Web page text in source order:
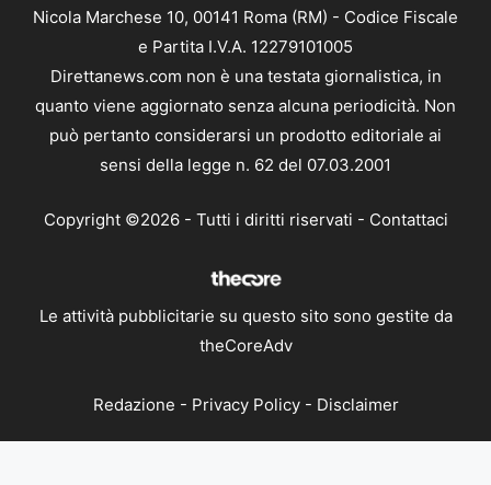
Nicola Marchese 10, 00141 Roma (RM) - Codice Fiscale
e Partita I.V.A. 12279101005
Direttanews.com non è una testata giornalistica, in
quanto viene aggiornato senza alcuna periodicità. Non
può pertanto considerarsi un prodotto editoriale ai
sensi della legge n. 62 del 07.03.2001
Copyright ©2026 - Tutti i diritti riservati - Contattaci
Le attività pubblicitarie su questo sito sono gestite da
theCoreAdv
Redazione - Privacy Policy- Disclaimer